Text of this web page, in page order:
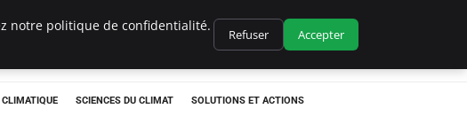
SCIENCES DU CLIMAT SOLUTIONS ET ACTIONS
notre politique de confidentialité.
Refuser Accepter